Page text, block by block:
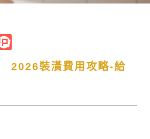
2026裝潢費用攻略-給